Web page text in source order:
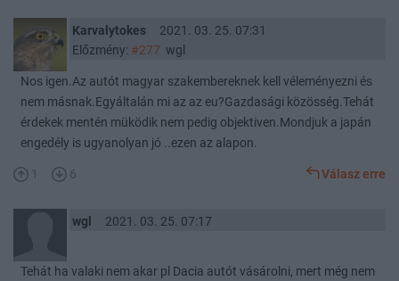
Karvalytokes
2021. 03. 25. 07:31
Előzmény: #277 wgl
Nos igen.Az autót magyar szakembereknek kell véleményezni és
nem másnak.Egyáltalán mi az az eu?Gazdasági közösség.Tehát
érdekek mentén müködik nem pedig objektiven.Mondjuk a japán
engedély is ugyanolyan jó ..ezen az alapon.
1 6 Válasz erre
wgl 2021. 03. 25. 07:17
Tehát ha valaki nem akar pl Dacia autót vásárolni, mert még nem